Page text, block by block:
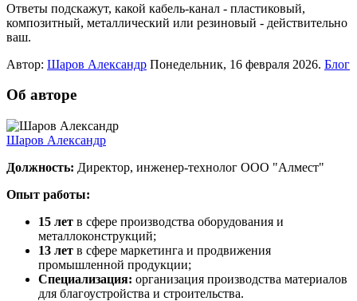
Ответы подскажут, какой кабель-канал - пластиковый,
композитный, металлический или резиновый - действительно
ваш.
Автор: Шаров Александр Понедельник, 16 февраля 2026. Блог
Об авторе
Шаров Александр
Должность: Директор, инженер-технолог ООО "Алмест"
Опыт работы:
15 лет в сфере производства оборудования и
металлоконструкций;
13 лет в сфере маркетинга и продвижения
промышленной продукции;
Специализация: организация производства материалов
для благоустройства и строительства.